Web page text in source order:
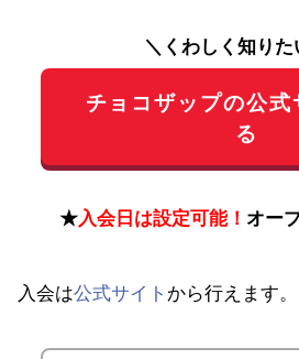
＼くわしく知りた
チョコザップの公
る
★入会日は設定可能！ オー
入会は公式サイト から行えます。